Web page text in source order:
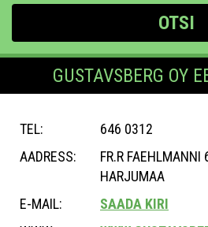
OTSI
GUSTAVSBERG OY
TEL:
646 0312
AADRESS:
FR.R FAEHLMANNI
HARJUMAA
E-MAIL:
SAADA KIRI